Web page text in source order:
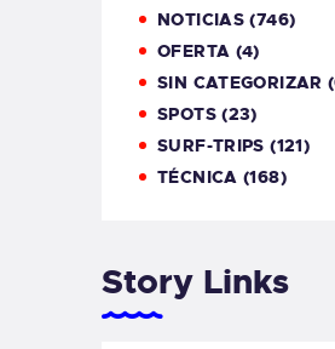
NOTICIAS (746)
OFERTA (4)
SIN CATEGORIZAR
SPOTS(23)
SURF-TRIPS (121)
TÉCNICA (168)
Story Links